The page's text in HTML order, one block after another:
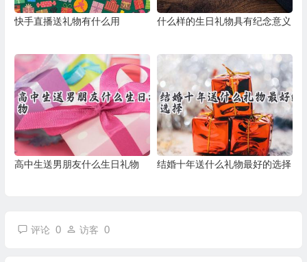
快手直播送礼物有什么用 什么样的生日礼物具有纪念意义
高中生送男朋友什么生日礼物 结婚十年送什么礼物最好的选择
评论 0 访客 0